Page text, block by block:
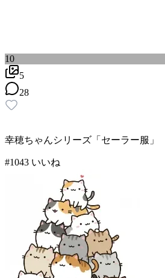
10
5
28
幸穂ちゃんシリーズ「セーラー服」
#1043 いいね